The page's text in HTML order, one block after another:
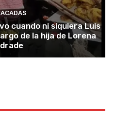
cuando ni siquiera Luis
de la hija de Lorena